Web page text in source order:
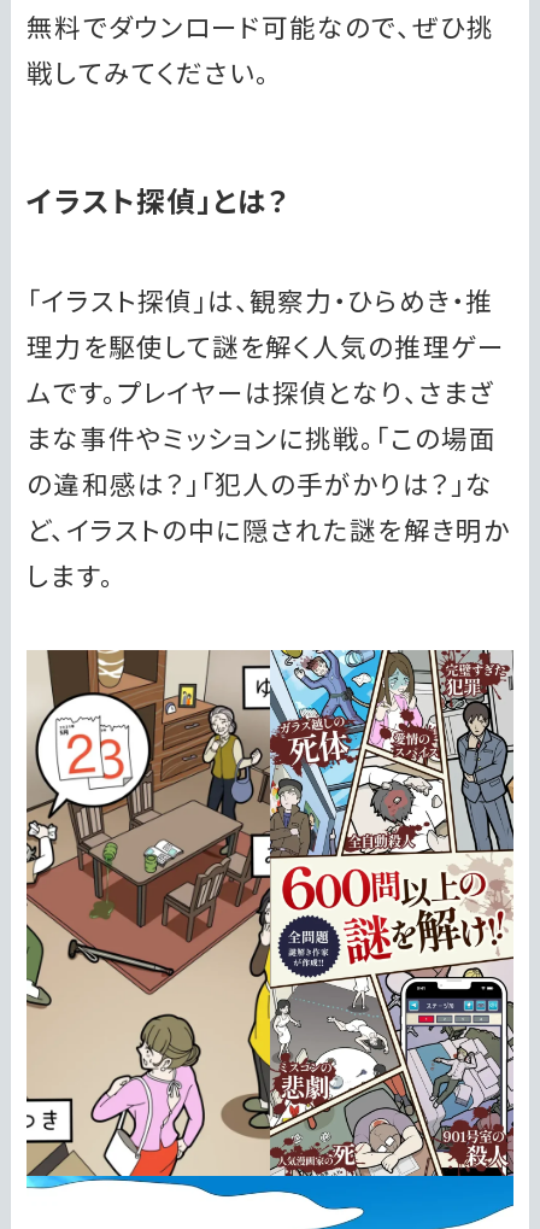
無料でダウンロード可能なので、ぜひ挑
戦してみてください。
イラスト探偵」とは？
「イラスト探偵」は、観察力・ひらめき・推
理力を駆使して謎を解く人気の推理ゲー
ムです。プレイヤーは探偵となり、さまざ
まな事件やミッションに挑戦。「この場面
の違和感は？」「犯人の手がかりは？」な
ど、イラストの中に隠された謎を解き明か
します。